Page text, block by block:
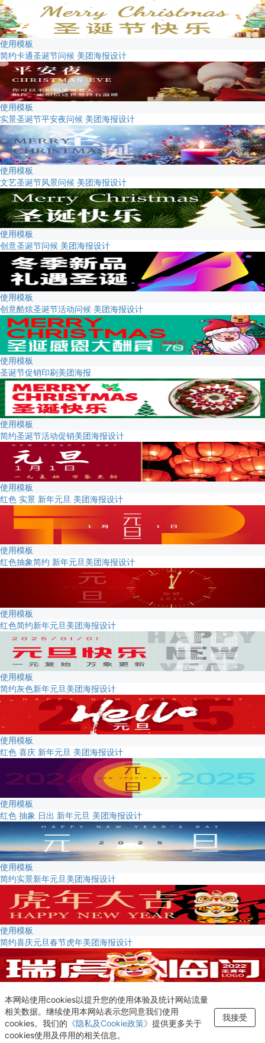
使用模板
简约卡通圣诞节问候 美团海报设计
使用模板
实景圣诞节平安夜问候 美团海报设计
使用模板
文艺圣诞节风景问候 美团海报设计
使用模板
创意圣诞节问候 美团海报设计
使用模板
创意酷炫圣诞节活动问候 美团海报设计
使用模板
圣诞节促销印刷美团海报
使用模板
简约圣诞节活动促销美团海报设计
使用模板
红色 实景 新年元旦 美团海报设计
使用模板
红色抽象简约 新年元旦美团海报设计
使用模板
红色简约新年元旦美团海报设计
使用模板
简约灰色新年元旦美团海报设计
使用模板
红色 喜庆 新年元旦 美团海报设计
使用模板
红色 抽象 日出 新年元旦 美团海报设计
使用模板
简约实景新年元旦美团海报设计
使用模板
简约喜庆元旦春节虎年美团海报设计
使用模板
红色元旦春节 喜庆小老虎美团海报设计
新增至“收藏夹”
查看
本网站使用cookies以提升您的使用体验及统计网站流量
相关数据。继续使用本网站表示您同意我们使用
cookies。我们的 《隐私及Cookie政策》 提供更多关于
cookies使用及停用的相关信息。
我接受